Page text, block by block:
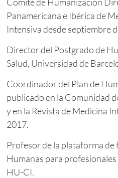
Panamericana e Ibérica de
Intensiva desde septiembre
Director del Postgrado de
Salud, Universidad de
Coordinador del Plan de
publicado en la Comunidad
y en la Revista de Medicina
2017.
Profesor de la plataforma
Humanas para
HU-CI.